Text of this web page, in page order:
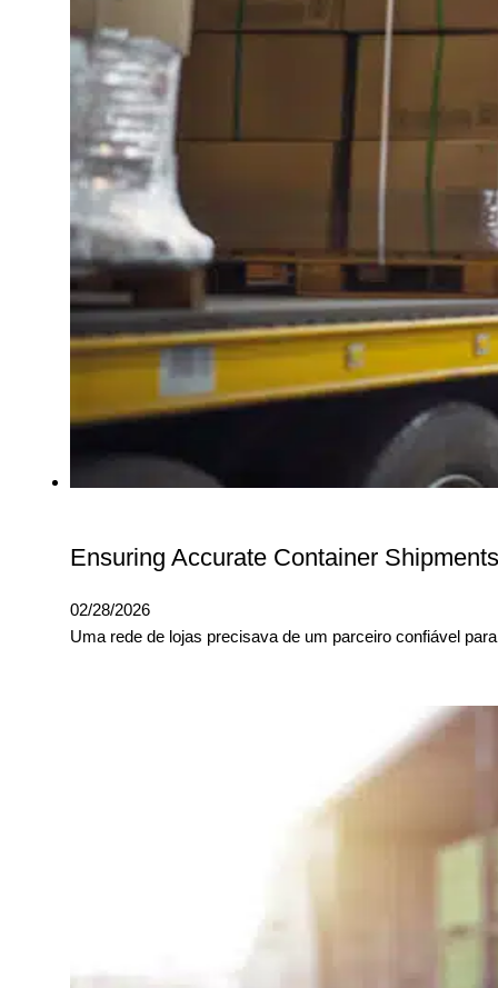
Ensuring Accurate Container
02/28/2026
Uma rede de lojas precisava de um parceiro confiável